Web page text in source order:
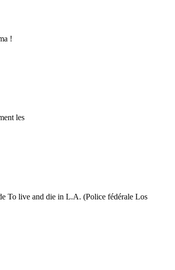
!
les
To live and die in L.A. (Police fédérale Los